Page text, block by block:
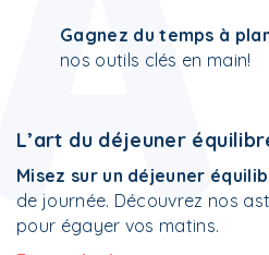
Gagnez du temps à
nos outils clés en main!
L’art du déjeuner
Misez sur un déjeuner
de journée. Découvrez nos
pour égayer vos matins.